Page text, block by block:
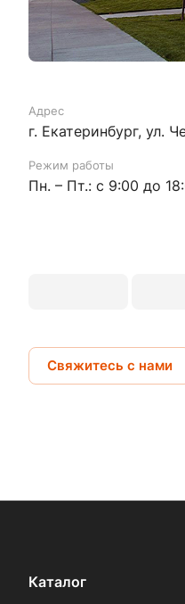
Адрес
г. Екатеринбург, ул.
Режим работы
Пн. – Пт.: с 9:00 до
Свяжитесь с нами
Каталог